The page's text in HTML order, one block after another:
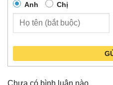
Anh Chị
Chưa có bình luận nào